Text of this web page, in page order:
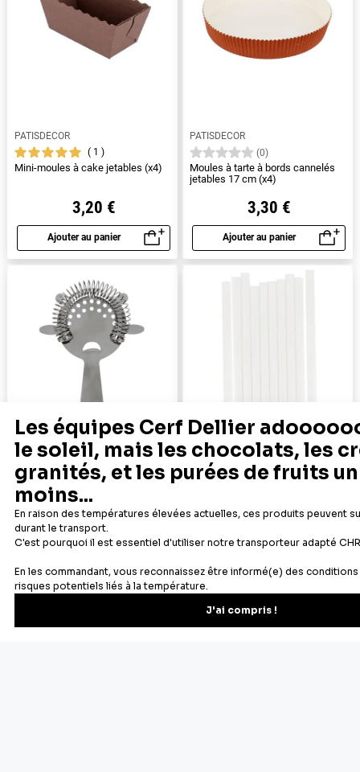
PATISDECOR
1
Mini-moules à cake jetables (x4)
3,20 €
Ajouter au panier
Aperçu rapide
PATISDECOR
(0)
Moules à tarte à bords cannelés
jetables 17 cm (x4)
3,30 €
Ajouter au panier
Aperçu rapide
PATISDECOR
(0)
Passoire à cocktail Hawthorne en
acier inoxydable
3,46 €
Aperçu rapide
PATISDECOR
1
Aperçu rapide